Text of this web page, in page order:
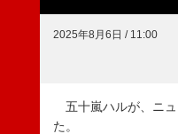
2025年8月6日 / 11:00
五十嵐ハルが、ニュ
た。